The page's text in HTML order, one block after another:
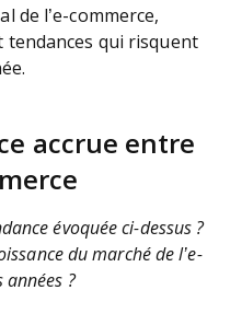
de l’e-commerce,
qui risquent
accrue entre
évoquée ci-dessus ?
du marché de l’e-
années ?